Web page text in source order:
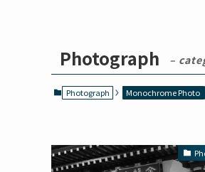
Photograph –
Photograph Monochrome Photo